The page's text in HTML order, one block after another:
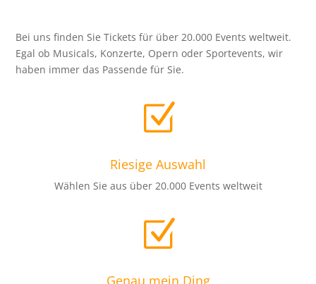
Bei uns finden Sie Tickets für über 20.000 Events weltweit.
Egal ob Musicals, Konzerte, Opern oder Sportevents, wir
haben immer das Passende für Sie.
Z
Riesige Auswahl
Wählen Sie aus über 20.000 Events weltweit
Z
Genau mein Ding